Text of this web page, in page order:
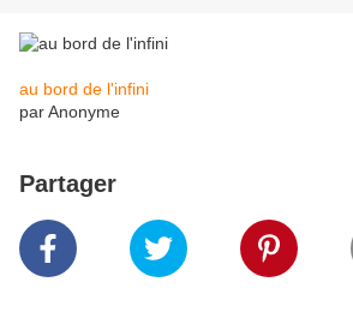
au bord de l'infini
par Anonyme
Partager